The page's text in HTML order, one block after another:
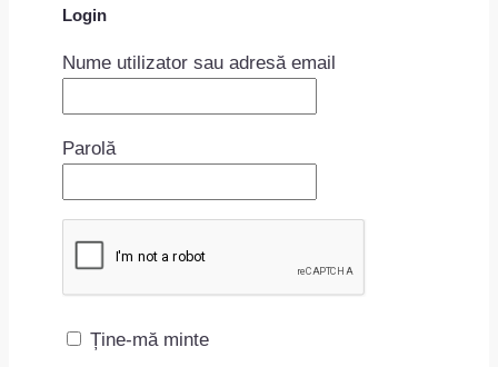
Login
Nume utilizator sau adresă email
Parolă
Ține-mă minte